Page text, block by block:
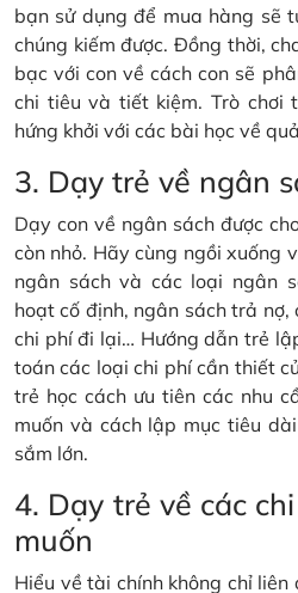
bạn sử dụng để mua hàng sẽ
chúng kiếm được. Đồng thời,
bạc với con về cách con sẽ
chi tiêu và tiết kiệm. Trò chơi
hứng khởi với các bài học về
3. Dạy trẻ về ngân
Dạy con về ngân sách được
còn nhỏ. Hãy cùng ngồi xuống
ngân sách và các loại ngân
hoạt cố định, ngân sách trả
chi phí đi lại… Hướng dẫn trẻ
toán các loại chi phí cần thiết
trẻ học cách ưu tiên các nhu
muốn và cách lập mục tiêu
sắm lớn.
4. Dạy trẻ về các
muốn
Hiểu về tài chính không chỉ